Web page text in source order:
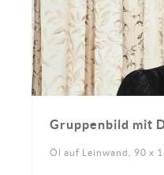
Gruppenbild mit
Öl auf Leinwand, 90 x